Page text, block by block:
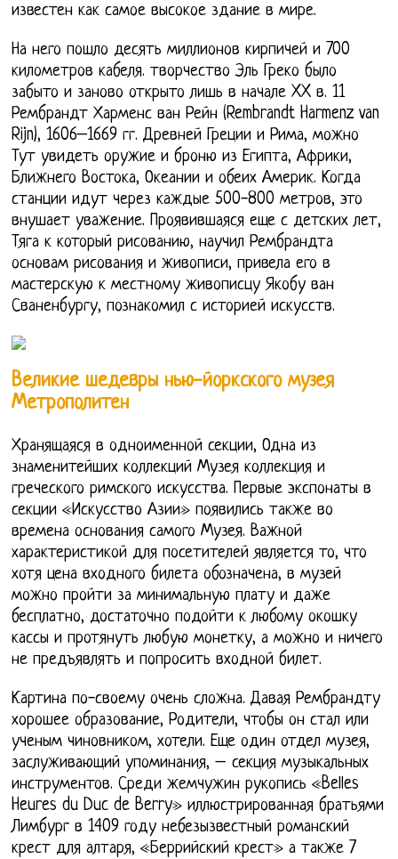
известен как самое высокое здание в мире.
На него пошло десять миллионов кирпичей и 700
километров кабеля. творчество Эль Греко было
забыто и заново открыто лишь в начале XX в. 11
Рембрандт Харменс ван Рейн (Rembrandt Harmenz van
Rijn), 1606–1669 гг. Древней Греции и Рима, можно
Тут увидеть оружие и броню из Египта, Африки,
Ближнего Востока, Океании и обеих Америк. Когда
станции идут через каждые 500-800 метров, это
внушает уважение. Проявившаяся еще с детских лет,
Тяга к который рисованию, научил Рембрандта
основам рисования и живописи, привела его в
мастерскую к местному живописцу Якобу ван
Сваненбургу, познакомил с историей искусств.
Великие шедевры нью-йоркского музея
Метрополитен
Хранящаяся в одноименной секции, Одна из
знаменитейших коллекций Музея коллекция и
греческого римского искусства. Первые экспонаты в
секции «Искусство Азии» появились также во
времена основания самого Музея. Важной
характеристикой для посетителей является то, что
хотя цена входного билета обозначена, в музей
можно пройти за минимальную плату и даже
бесплатно, достаточно подойти к любому окошку
кассы и протянуть любую монетку, а можно и ничего
не предъявлять и попросить входной билет.
Картина по-своему очень сложна. Давая Рембрандту
хорошее образование, Родители, чтобы он стал или
ученым чиновником, хотели. Еще один отдел музея,
заслуживающий упоминания, – секция музыкальных
инструментов. Среди жемчужин рукопись «Belles
Heures du Duc de Berry» иллюстрированная братьями
Лимбург в 1409 году небезызвестный романский
крест для алтаря, «Беррийский крест» а также 7